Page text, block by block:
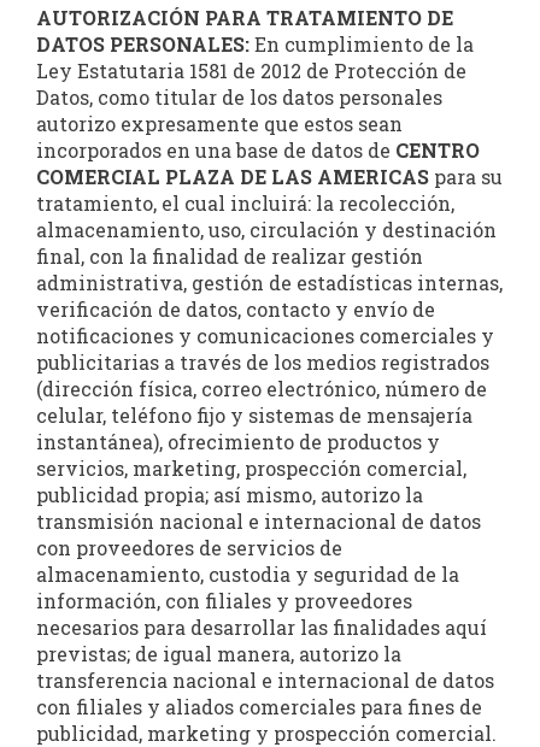
AUTORIZACIÓN PARA TRATAMIENTO DE
DATOS PERSONALES:En cumplimiento de la
Ley Estatutaria 1581 de 2012 de Protección de
Datos, como titular de los datos personales
autorizo expresamente que estos sean
incorporados en una base de datos de CENTRO
COMERCIAL PLAZA DE LAS AMERICAS para su
tratamiento, el cual incluirá: la recolección,
almacenamiento, uso, circulación y destinación
final, con la finalidad de realizar gestión
administrativa, gestión de estadísticas internas,
verificación de datos, contacto y envío de
notificaciones y comunicaciones comerciales y
publicitarias a través de los medios registrados
(dirección física, correo electrónico, número de
celular, teléfono fijo y sistemas de mensajería
instantánea), ofrecimiento de productos y
servicios, marketing, prospección comercial,
publicidad propia; así mismo, autorizo la
transmisión nacional e internacional de datos
con proveedores de servicios de
almacenamiento, custodia y seguridad de la
información, con filiales y proveedores
necesarios para desarrollar las finalidades aquí
previstas; de igual manera, autorizo la
transferencia nacional e internacional de datos
con filiales y aliados comerciales para fines de
publicidad, marketing y prospección comercial.